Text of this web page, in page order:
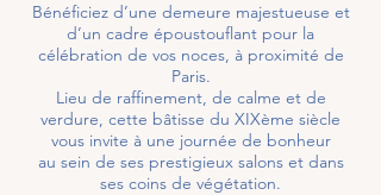
Bénéficiez d’une demeure majestueuse et
d’un cadre époustouflant pour la
célébration de vos noces, à proximité de
Paris.
Lieu de raffinement, de calme et de
verdure, cette bâtisse du XIXème siècle
vous invite à une journée de bonheur
au sein de ses prestigieux salons et dans
ses coins de végétation.